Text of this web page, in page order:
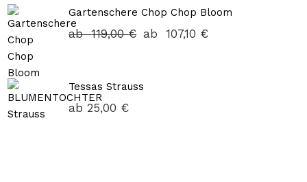
Gartenschere Chop Chop Bloom
ab119,00€ ab107,10 €
Tessas Strauss
ab25,00 €